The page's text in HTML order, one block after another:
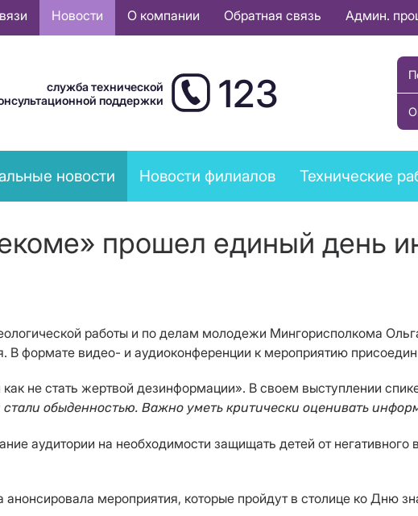
Новости О компании Обратная связь Админ.
служба технической
поддержки
123
новости Новости филиалов Технические
прошел единый день
работы и по делам молодежи Мингорисполкома
формате видео- и аудиоконференции к мероприятию
не стать жертвой дезинформации». В своем выступлении
обыденностью. Важно уметь критически оценивать
аудитории на необходимости защищать детей от
мероприятия, которые пройдут в столице ко Дню